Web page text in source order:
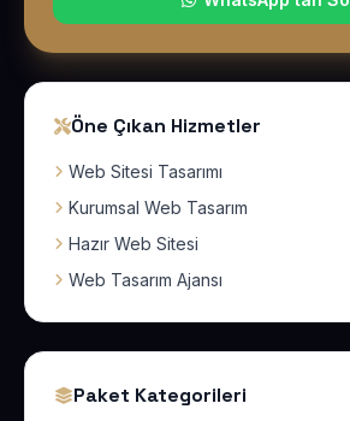
Öne Çıkan Hizmetler
Web Sitesi Tasarımı
Kurumsal Web Tasarım
Hazır Web Sitesi
Web Tasarım Ajansı
Paket Kategorileri